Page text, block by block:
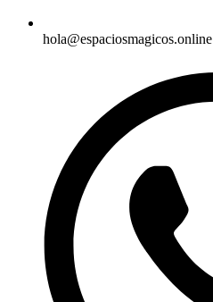
hola@espaciosmagicos.online